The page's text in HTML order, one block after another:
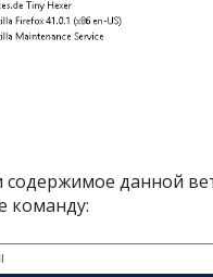
данной
команду: